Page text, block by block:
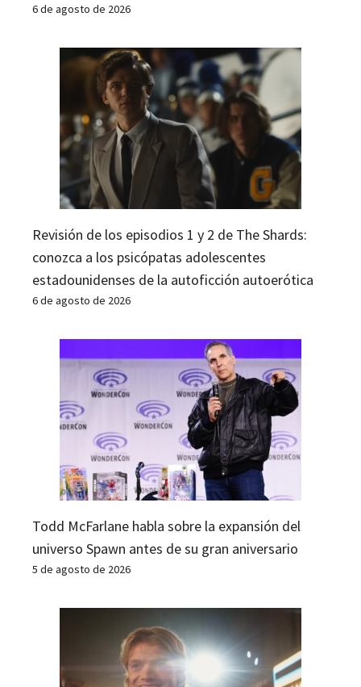
6 de agosto de 2026
Revisión de los episodios 1 y 2 de The Shards:
conozca a los psicópatas adolescentes
estadounidenses de la autoficción autoerótica
6 de agosto de 2026
Todd McFarlane habla sobre la expansión del
universo Spawn antes de su gran aniversario
5 de agosto de 2026